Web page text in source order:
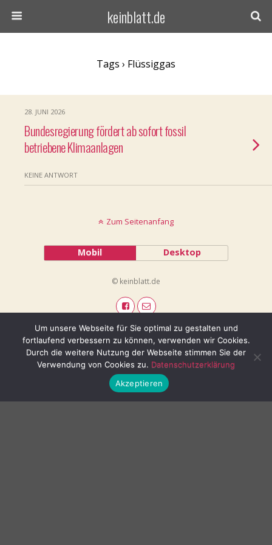
keinblatt.de
Tags › Flüssiggas
28. JUNI 2026
Bundesregierung fördert ab sofort fossil
betriebene Klimaanlagen
KEINE ANTWORT
Zum Seitenanfang
Mobil Desktop
© keinblatt.de
Um unsere Webseite für Sie optimal zu gestalten und
fortlaufend verbessern zu können, verwenden wir Cookies.
Durch die weitere Nutzung der Webseite stimmen Sie der
Verwendung von Cookies zu. Datenschutzerklärung
Akzeptieren